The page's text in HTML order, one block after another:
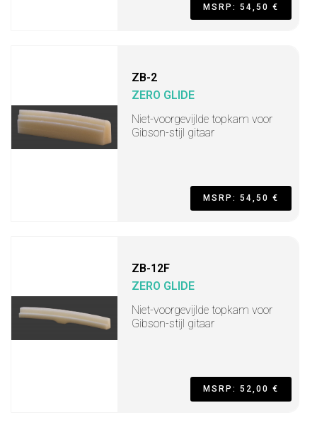
MSRP: 54,50 €
ZB-2
ZERO GLIDE
Niet-voorgevijlde topkam voor
Gibson-stijl gitaar
MSRP: 54,50 €
ZB-12F
ZERO GLIDE
Niet-voorgevijlde topkam voor
Gibson-stijl gitaar
MSRP: 52,00 €